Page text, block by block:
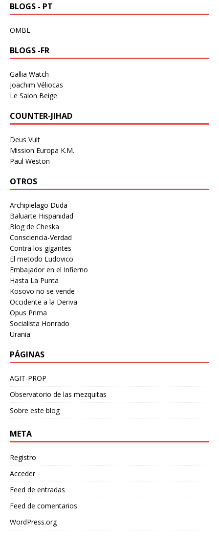
BLOGS - PT
OMBL
BLOGS -FR
Gallia Watch
Joachim Véliocas
Le Salon Beige
COUNTER-JIHAD
Deus Vult
Mission Europa K.M.
Paul Weston
OTROS
Archipielago Duda
Baluarte Hispanidad
Blog de Cheska
Consciencia-Verdad
Contra los gigantes
El metodo Ludovico
Embajador en el Infierno
Hasta La Punta
Kosovo no se vende
Occidente a la Deriva
Opus Prima
Socialista Honrado
Urania
PÁGINAS
AGIT-PROP
Observatorio de las mezquitas
Sobre este blog
META
Registro
Acceder
Feed de entradas
Feed de comentarios
WordPress.org